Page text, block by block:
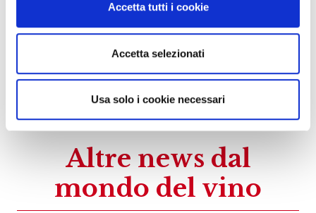
Accetta tutti i cookie
Accetta selezionati
Usa solo i cookie necessari
Altre news dal
mondo del vino